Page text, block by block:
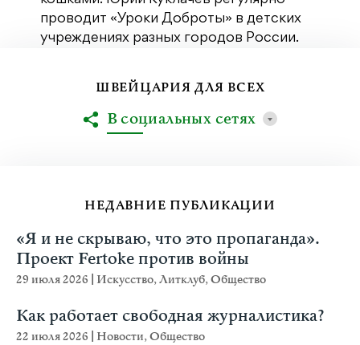
проводит «Уроки Доброты» в детских
учреждениях разных городов России.
НЕДАВНИЕ ПУБЛИКАЦИИ
«Я и не скрываю, что это пропаганда».
Проект Fertoke против войны
29 июля 2026 Искусство,Литклуб,Общество
Как работает свободная журналистика?
22 июля 2026 Новости,Общество
ШВЕЙЦАРИЯ ДЛЯ ВСЕХ
В социальных сетях